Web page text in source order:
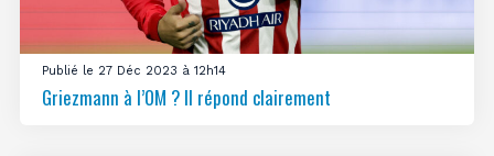
Publié le 27 Déc 2023 à 12h14
Griezmann à l’OM ? Il répond clairement